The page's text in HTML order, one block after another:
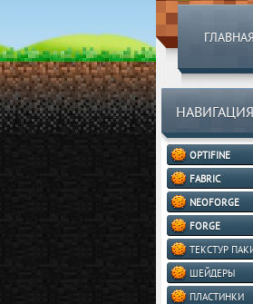
ГЛАВНАЯ
НАВИГАЦИЯ
OPTIFINE
FABRIC
NEOFORGE
FORGE
ТЕКСТУР
ШЕЙДЕРЫ
ПЛАСТИНКИ